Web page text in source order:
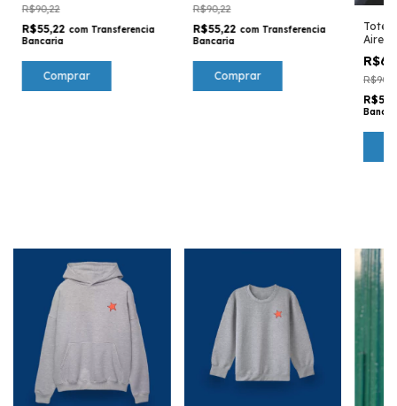
R$90,22
R$55,22 com Transferencia
Bancaria
R$90,22
R$55,22 com Transferencia
Bancaria
Tote
Aires